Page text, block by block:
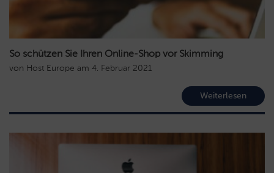
So schützen Sie Ihren Online-Shop vor Skimming
von Host Europe am 4. Februar 2021
Weiterlesen